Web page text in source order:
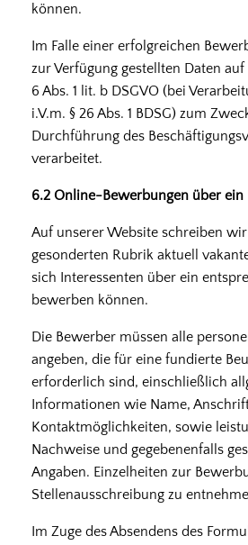
können.
Im Falle einer erfolgreichen
zur Verfügung gestellten Daten
6 Abs. 1 lit. b DSGVO (bei
i.V.m. § 26 Abs. 1 BDSG) zum
Durchführung des
verarbeitet.
6.2 Online-Bewerbungen über ein
Auf unserer Website schreiben
gesonderten Rubrik aktuell
sich Interessenten über ein
bewerben können.
Die Bewerber müssen alle
angeben, die für eine fundierte
erforderlich sind, einschließlich
Informationen wie Name,
Kontaktmöglichkeiten, sowie
Nachweise und gegebenenfalls
Angaben. Einzelheiten zur
Stellenausschreibung zu
Im Zuge des Absendens des